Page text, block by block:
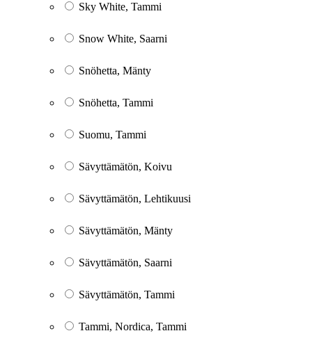
Sky White, Tammi
Snow White, Saarni
Snöhetta, Mänty
Snöhetta, Tammi
Suomu, Tammi
Sävyttämätön, Koivu
Sävyttämätön, Lehtikuusi
Sävyttämätön, Mänty
Sävyttämätön, Saarni
Sävyttämätön, Tammi
Tammi, Nordica, Tammi